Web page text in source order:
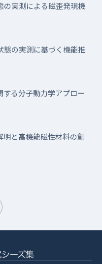
の実測による磁歪発現機
態の実測に基づく機能推
る分子動力学アプロー
明と高機能磁性材料の創